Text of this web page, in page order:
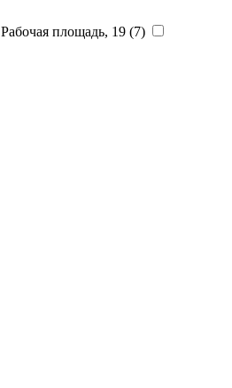
Рабочая площадь, 19 (7)